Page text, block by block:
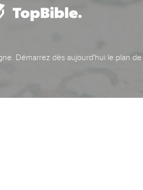
Démarrez dès aujourd'hui le plan